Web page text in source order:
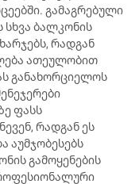
გამაგრებული
ბალკონის
რადგან
ათეულობით
განახორციელოს
ფასს
რადგან ეს
აუმჯობესებს
გამოყენების